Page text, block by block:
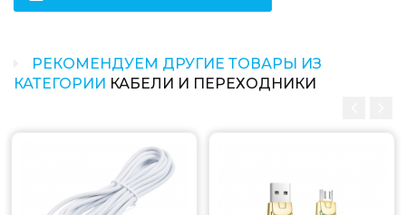
РЕКОМЕНДУЕМ ДРУГИЕ ТОВАРЫ ИЗ
КАТЕГОРИИ КАБЕЛИ И ПЕРЕХОДНИКИ